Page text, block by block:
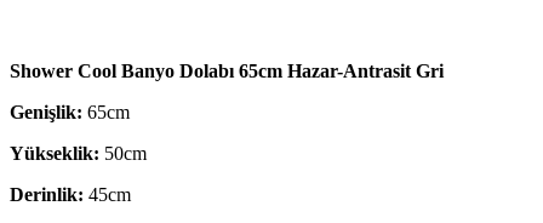
Shower Cool Banyo Dolabı 65cm Hazar-Antrasit Gri
Genişlik: 65cm
Yükseklik: 50cm
Derinlik: 45cm